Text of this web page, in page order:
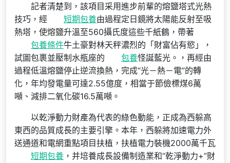
記者清楚到，該項目采用進步前輩的熔鹽塔式光熱
技巧，經
短期包養由過程定日鏡將太陽能反射至吸
熱塔，使熔鹽升溫至560攝氏度這些千紙鶴，帶著
包養條件牛土豪對林天秤濃烈的「財富佔有慾」，
試圖包裹並壓制水瓶座的
包養怪誕藍光。，再經由
過程低溫熔鹽停止逆流換熱，完成“光－熱－電”的轉
化，年均發電量可達2.55億度，相當于節儉標煤6萬
噸、減排二氧化碳16.5萬噸。
以乾淨動力財產為代表的綠色動能，正成為西躲高
東西的品質成長的主要引擎。本年，西躲將加速電力外
送通道和電網重點項目扶植，扶植電力裝機2000萬千瓦
短期包養 ，并培養成長設備制造業和“乾淨動力+”財